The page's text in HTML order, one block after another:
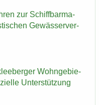
zur Schiff­bar­ma­
Ge­wäs­ser­ver­
Wohn­ge­bie­
Un­ter­stüt­zung